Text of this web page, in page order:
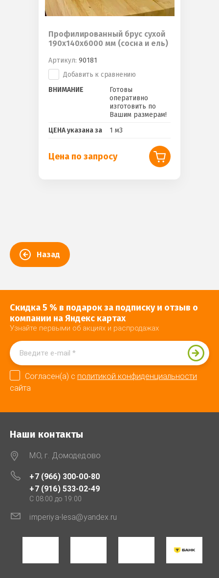
Профилированный брус сухой
190х140х6000 мм (сосна и ель)
Артикул: 90181
Добавить к сравнению
ВНИМАНИЕ
Готовы
оперативно
изготовить по
Вашим размерам!
ЦЕНА указана за
1 м3
Цена по запросу
Назад
Скидка 5 % в подарок за подписку и отзыв о
компании на Яндекс картах
Узнайте первыми об акциях и распродажах
Согласен(а) с политикой конфиденциальности
сайта
Наши контакты
МО, г. Домодедово
+7 (966) 300-00-80
+7 (916) 533-02-49
C 08:00 до 19:00
imperiya-lesa@yandex.ru